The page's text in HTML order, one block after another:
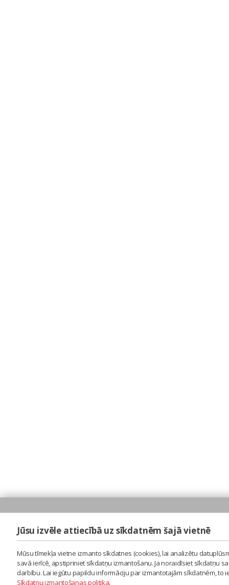
Jūsu izvēle attiecībā uz sīkdatnēm šajā vietnē
Mūsu tīmekļa vietne izmanto sīkdatnes (cookies), lai analizētu
savā ierīcē, apstipriniet sīkdatņu izmantošanu. Ja noraidīsiet sīkdatņu
darbību. Lai iegūtu papildu informāciju par izmantotajām sīkdatnēm,
Sīkdatņu izmantošanas politika.